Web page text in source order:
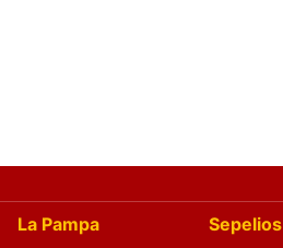
La Pampa Sepelios